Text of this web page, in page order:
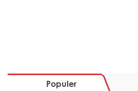
Populer